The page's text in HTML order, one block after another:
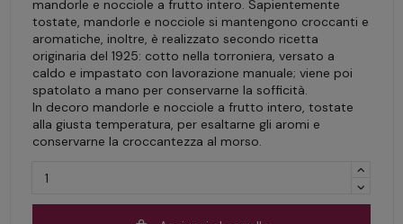
mandorle e nocciole a frutto intero. Sapientemente
tostate, mandorle e nocciole si mantengono croccanti e
aromatiche, inoltre, è realizzato secondo ricetta
originaria del 1925: cotto nella torroniera, versato a
caldo e impastato con lavorazione manuale; viene poi
spatolato a mano per conservarne la sofficità.
In decoro mandorle e nocciole a frutto intero, tostate
alla giusta temperatura, per esaltarne gli aromi e
conservarne la croccantezza al morso.